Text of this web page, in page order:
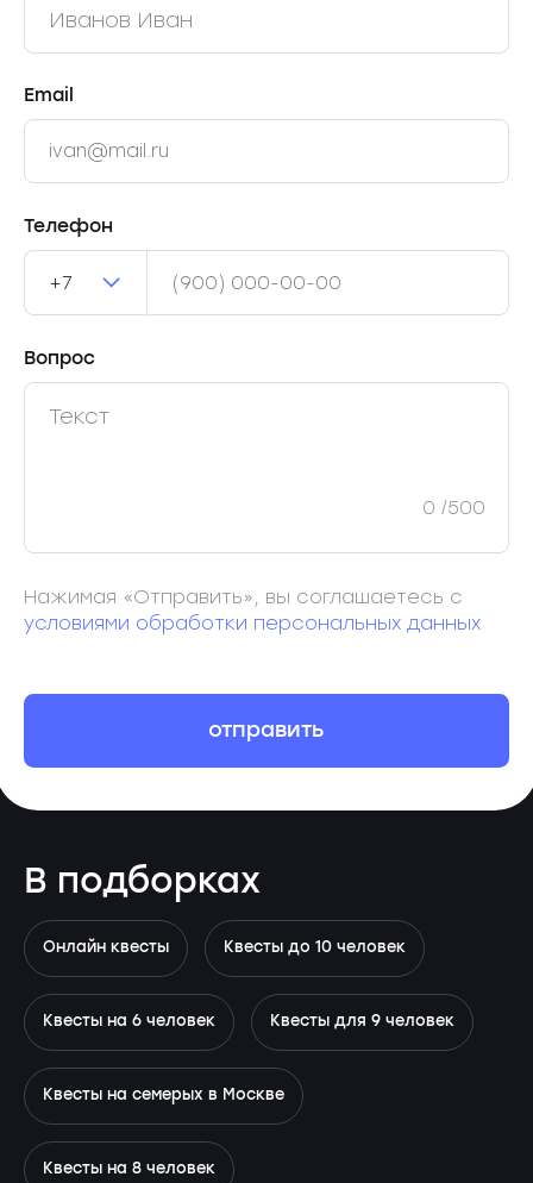
Email
Телефон
+7
Вопрос
0 /500
Нажимая «Отправить», вы соглашаетесь с
условиями обработки персональных данных
отправить
В подборках
Онлайн квесты Квесты до 10 человек
Квесты на 6 человек Квесты для 9 человек
Квесты на семерых в Москве
Квесты на 8 человек